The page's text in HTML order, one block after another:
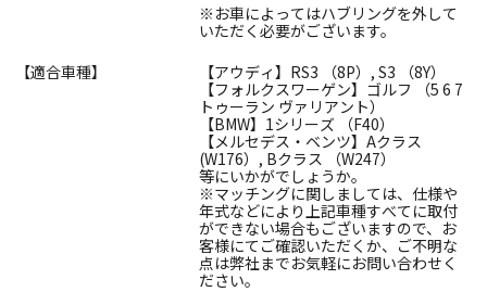
※お車によってはハブリングを外して
いただく必要がございます。
【適合車種】
【アウディ】RS3 （8P）, S3 （8Y）
【フォルクスワーゲン】ゴルフ （5 6 7
トゥーラン ヴァリアント）
【BMW】1シリーズ （F40）
【メルセデス・ベンツ】Aクラス
(W176）, Bクラス （W247）
等にいかがでしょうか。
※マッチングに関しましては、仕様や
年式などにより上記車種すべてに取付
ができない場合もございますので、お
客様にてご確認いただくか、ご不明な
点は弊社までお気軽にお問い合わせく
ださい。